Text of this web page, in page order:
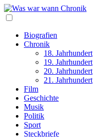
Biografien
Chronik
18. Jahrhundert
19. Jahrhundert
20. Jahrhundert
21. Jahrhundert
Film
Geschichte
Musik
Politik
Sport
Steckbriefe